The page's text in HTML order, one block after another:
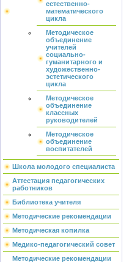
естественно-
математического
цикла
Методическое
объединение
учителей
социально-
гуманитарного и
художественно-
эстетического
цикла
Методическое
объединение
классных
руководителей
Методическое
объединение
воспитателей
Школа молодого специалиста
Аттестация педагогических
работников
Библиотека учителя
Методические рекомендации
Методическая копилка
Медико-педагогический совет
Методические рекомендации